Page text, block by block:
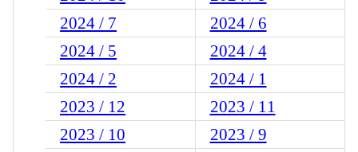
2024 / 7
2024 / 6
2024 / 5
2024 / 4
2024 / 2
2024 / 1
2023 / 12
2023 / 11
2023 / 10
2023 / 9